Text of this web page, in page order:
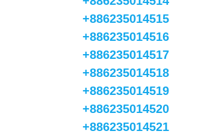
+886235014515
+886235014516
+886235014517
+886235014518
+886235014519
+886235014520
+886235014521